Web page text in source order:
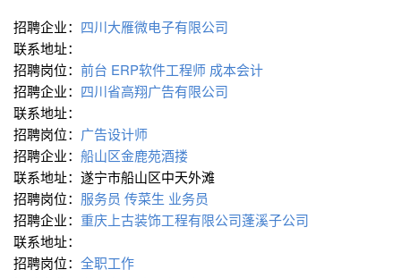
招聘企业： 四川大雁微电子有限公司
联系地址：
招聘岗位： 前台 ERP软件工程师 成本会计
招聘企业： 四川省高翔广告有限公司
联系地址：
招聘岗位： 广告设计师
招聘企业： 船山区金鹿苑酒搂
联系地址：遂宁市船山区中天外滩
招聘岗位： 服务员 传菜生 业务员
招聘企业： 重庆上古装饰工程有限公司蓬溪子公司
联系地址：
招聘岗位： 全职工作